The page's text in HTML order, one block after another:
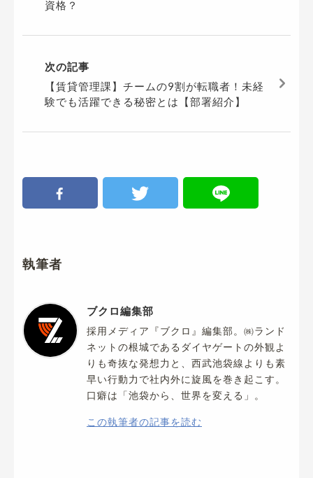
資格？
次の記事
【賃貸管理課】チームの9割が転職者！未経
験でも活躍できる秘密とは【部署紹介】
執筆者
ブクロ編集部
採用メディア『ブクロ』編集部。㈱ランド
ネットの根城であるダイヤゲートの外観よ
りも奇抜な発想力と、西武池袋線よりも素
早い行動力で社内外に旋風を巻き起こす。
口癖は「池袋から、世界を変える」。
この執筆者の記事を読む